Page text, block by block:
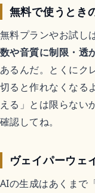
無料で使うとき
無料プランやお試し
数や音質に制限・透
あるんだ。とくにク
切ると作れなくなる
える」とは限らない
確認してね。
ヴェイパーウェ
AIの生成はあくまで